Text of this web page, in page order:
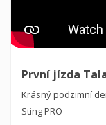
První jízda
Krásný podzimní
Sting PRO